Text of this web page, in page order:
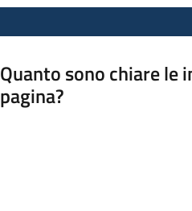
Quanto sono chiare le
pagina?